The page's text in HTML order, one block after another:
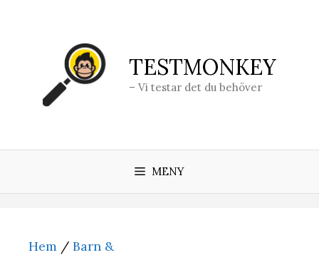
TESTMONKEY
– Vi testar det du behöver
MENY
Hem / Barn &